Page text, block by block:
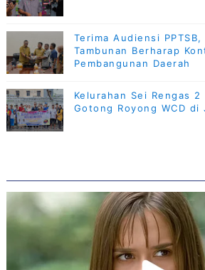
Terima Audiensi
Tambunan Berharap
Pembangunan Daerah
Kelurahan Sei Rengas
Gotong Royong WCD di